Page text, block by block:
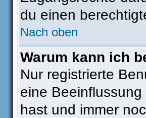
du einen
Nach oben
Warum kann ich
Nur registrierte
eine
hast und immer